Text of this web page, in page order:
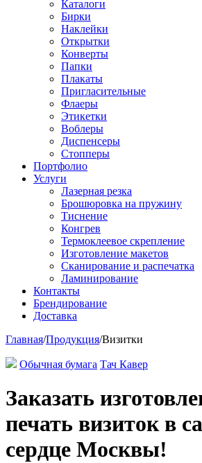
Каталоги
Бирки
Наклейки
Открытки
Конверты
Папки
Плакаты
Пригласительные
Флаеры
Этикетки
Воблеры
Диспенсеры
Стопперы
Портфолио
Услуги
Лазерная резка
Брошюровка на пружину
Тиснение
Конгрев
Термоклеевое скрепление
Изготовление макетов
Сканирование и распечатка
Ламинирование
Контакты
Брендирование
Доставка
Главная/Продукция/Визитки
Обычная бумага Тач Кавер
Заказать
печать визиток в
сердце Москвы!